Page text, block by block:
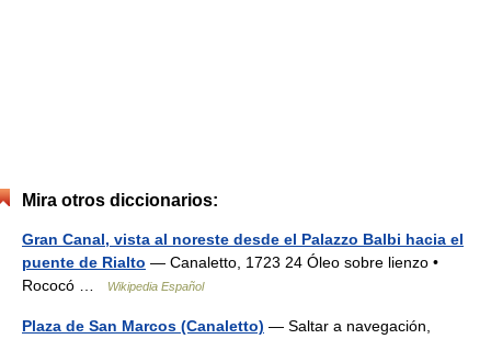
Mira otros diccionarios:
Gran Canal, vista al noreste desde el Palazzo Balbi hacia el
puente de Rialto — Canaletto, 1723 24 Óleo sobre lienzo •
Rococó …
Wikipedia Español
Plaza de San Marcos (Canaletto) — Saltar a navegación,